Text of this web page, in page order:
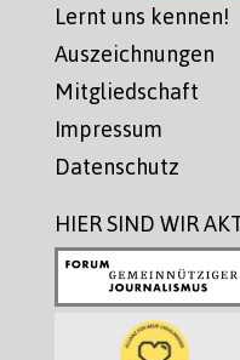
Lernt uns kennen!
Auszeichnungen
Mitgliedschaft
Impressum
Datenschutz
HIER SIND WIR